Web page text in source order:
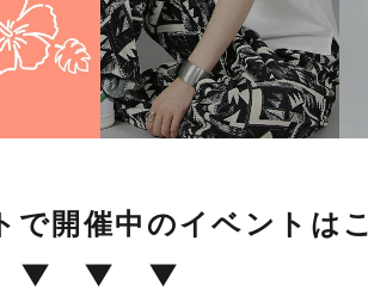
で開催中のイベントは
▼ ▼ ▼